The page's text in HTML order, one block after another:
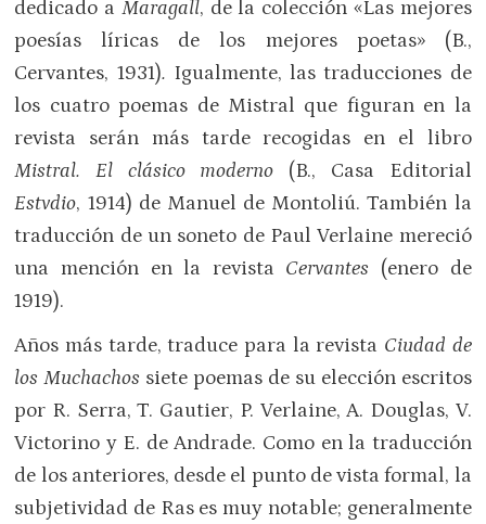
dedicado a Maragall, de la colección «Las mejores
poesías líricas de los mejores poetas» (B.,
Cervantes, 1931). Igualmente, las traducciones de
los cuatro poemas de Mistral que figuran en la
revista serán más tarde recogidas en el libro
Mistral. El clásico moderno (B., Casa Editorial
Estvdio, 1914) de Manuel de Montoliú. También la
traducción de un soneto de Paul Verlaine mereció
una mención en la revista Cervantes (enero de
1919).
Años más tarde, traduce para la revista Ciudad de
los Muchachos siete poemas de su elección escritos
por R. Serra, T. Gautier, P. Verlaine, A. Douglas, V.
Victorino y E. de Andrade. Como en la traducción
de los anteriores, desde el punto de vista formal, la
subjetividad de Ras es muy notable; generalmente